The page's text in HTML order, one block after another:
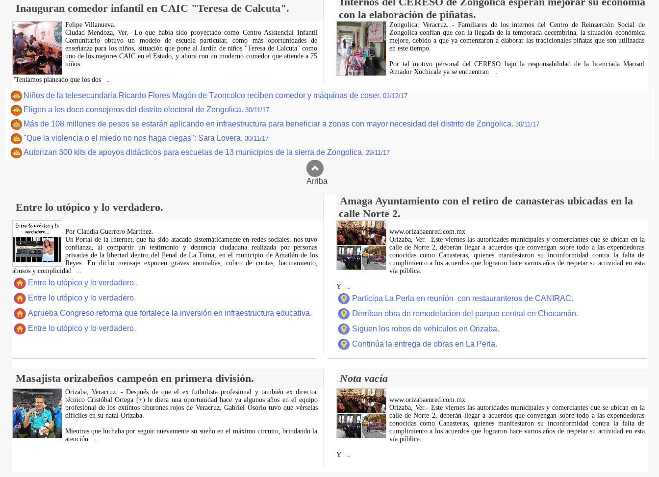
Inauguran comedor infantil en CAIC "Teresa de Calcuta".
con la elaboración de piñatas.
Felipe Villanueva.
Ciudad Mendoza, Ver.- Lo que había sido proyectado como Centro Asistencial Infantil
Comunitario obtuvo un modelo de escuela particular, como más oportunidades de
enseñanza para los niños, situación que pone al Jardín de niños "Teresa de Calcuta" como
uno de los mejores CAIC en el Estado, y ahora con un moderno comedor que atiende a 75
niños.
"Teníamos planeado que los dos
Zongolica, Veracruz. - Familiares de los internos del Centro de Reinserción Social de
Zongolica confían que con la llegada de la temporada decembrina, la situación económica
mejore, debido a que ya comenzaron a elaborar las tradicionales piñatas que son utilizadas
en este tiempo.
Por tal motivo personal del CERESO bajo la responsabilidad de la licenciada Marisol
Amador Xochicale ya se encuentran
Niños de la telesecundaria Ricardo Flores Magón de Tzoncolco reciben comedor y máquinas de coser. 01/12/17
Eligen a los doce consejeros del distrito electoral de Zongolica. 30/11/17
Más de 108 millones de pesos se estarán aplicando en infraestructura para beneficiar a zonas con mayor necesidad del distrito de Zongolica. 30/11/17
"Que la violencia o el miedo no nos haga ciegas": Sara Lovera. 30/11/17
Autorizan 300 kits de apoyos didácticos para escuelas de 13 municipios de la sierra de Zongolica. 29/11/17
Arriba
Entre lo utópico y lo verdadero.
Amaga Ayuntamiento con el retiro de canasteras ubicadas en la
calle Norte 2.
Por Claudia Guerrero Martínez.
​Un Portal de la Internet, que ha sido atacado sistemáticamente en redes sociales, nos tuvo
confianza, al compartir un testimonio y denuncia ciudadana realizada por personas
privadas de la libertad dentro del Penal de La Toma, en el municipio de Amatlán de los
Reyes. En dicho mensaje exponen graves anomalías, cobro de cuotas, hacinamiento,
abusos y complicidad
Entre lo utópico y lo verdadero..
Entre lo utópico y lo verdadero.
Aprueba Congreso reforma que fortalece la inversión en infraestructura educativa.
Entre lo utópico y lo verdadero.
www.orizabaenred.com.mx
Orizaba, Ver.- Este viernes las autoridades municipales y comerciantes que se ubican en la
calle de Norte 2, deberán llegar a acuerdos que convengan sobre todo a las expendedoras
conocidas como Canasteras, quienes manifestaron su inconformidad contra la falta de
cumplimiento a los acuerdos que lograron hace varios años de respetar su actividad en esta
vía pública.
Y
Participa La Perla en reunión con restauranteros de CANIRAC.
Derriban obra de remodelacion del parque central en Chocamán.
Siguen los robos de vehículos en Orizaba.
Continúa la entrega de obras en La Perla.
Masajista orizabeños campeón en primera división. Nota vacía
Orizaba, Veracruz. - Después de que el ex futbolista profesional y también ex director
técnico Cristóbal Ortega (+) le diera una oportunidad hace ya algunos años en el equipo
profesional de los extintos tiburones rojos de Veracruz, Gabriel Osorio tuvo que vérselas
difíciles en su natal Orizaba.
Mientras que luchaba por seguir nuevamente su sueño en el máximo circuito, brindando la
atención
www.orizabaenred.com.mx
Orizaba, Ver.- Este viernes las autoridades municipales y comerciantes que se ubican en la
calle de Norte 2, deberán llegar a acuerdos que convengan sobre todo a las expendedoras
conocidas como Canasteras, quienes manifestaron su inconformidad contra la falta de
cumplimiento a los acuerdos que lograron hace varios años de respetar su actividad en esta
vía pública.
Y